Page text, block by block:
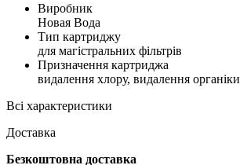
Виробник
Новая Вода
Тип картриджу
для магістральних фільтрів
Призначення картриджа
видалення хлору, видалення органіки
Всі характеристики
Доставка
Безкоштовна доставка